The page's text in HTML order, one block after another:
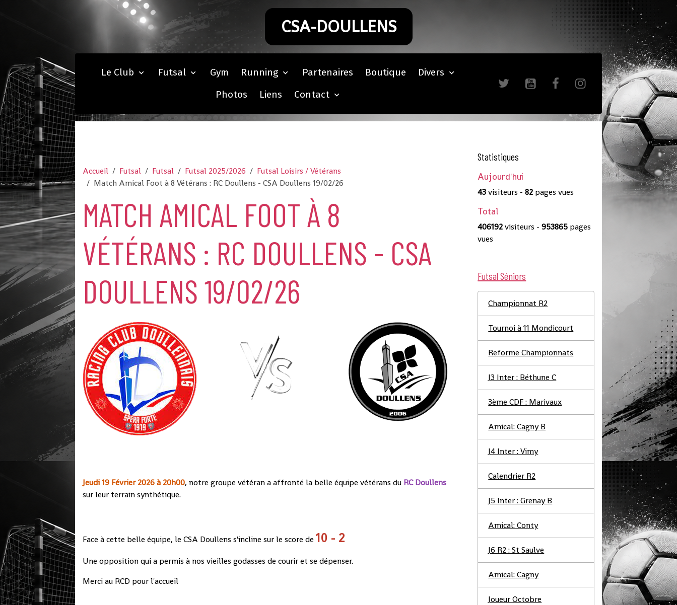
CSA-DOULLENS
Le Club Futsal Gym Running Partenaires Boutique
Divers
Photos
Liens Contact
Accueil Futsal Futsal Futsal 2025/2026
Futsal Loisirs / Vétérans
Match Amical Foot à 8 Vétérans : RC Doullens - CSA Doullens 19/02/26
MATCH AMICAL FOOT À 8
VÉTÉRANS : RC DOULLENS - CSA
DOULLENS 19/02/26
Jeudi 19 Février 2026 à 20h00, notre groupe vétéran a affronté la belle équipe vétérans du RC Doullens
sur leur terrain synthétique.
Face à cette belle équipe, le CSA Doullens s'incline sur le score de10 - 2
Une opposition qui a permis à nos vieilles godasses de courir et se dépenser.
Merci au RCD pour l'accueil
Statistiques
Aujourd'hui
43visiteurs -82 pages vues
Total
406192visiteurs -953865 pages
vues
Futsal Séniors
Championnat R2
Tournoi à 11 Mondicourt
Reforme Championnats
J3 Inter : Béthune C
3ème CDF : Marivaux
Amical: Cagny B
J4 Inter : Vimy
Calendrier R2
J5 Inter : Grenay B
Amical: Conty
J6 R2 : St Saulve
Amical: Cagny
Joueur Octobre